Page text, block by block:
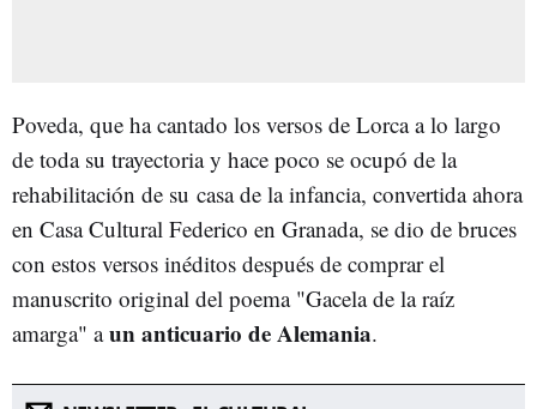
Poveda, que ha cantado los versos de Lorca a lo largo
de toda su trayectoria y hace poco se ocupó de la
rehabilitación de su casa de la infancia, convertida ahora
en Casa Cultural Federico en Granada, se dio de bruces
con estos versos inéditos después de comprar el
manuscrito original del poema "Gacela de la raíz
amarga" aun anticuario de Alemania.